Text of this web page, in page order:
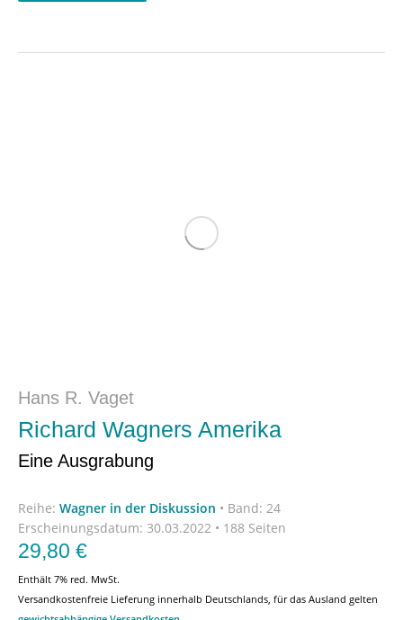
Hans R. Vaget
Richard Wagners Amerika
Eine Ausgrabung
Reihe: Wagner in der Diskussion • Band: 24
Erscheinungsdatum: 30.03.2022 • 188 Seiten
29,80 €
Enthält 7% red. MwSt.
Versandkostenfreie Lieferung innerhalb Deutschlands, für das Ausland gelten